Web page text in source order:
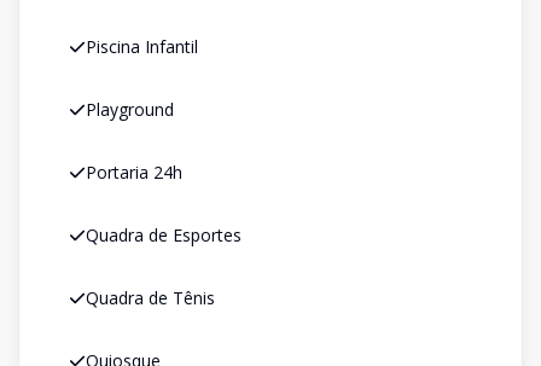
Piscina Infantil
Playground
Portaria 24h
Quadra de Esportes
Quadra de Tênis
Quiosque